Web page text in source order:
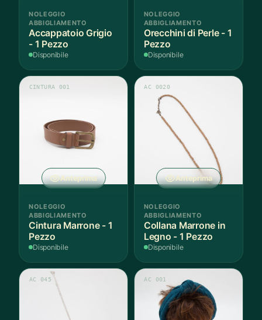
NOLEGGIO
ABBIGLIAMENTO
Accappatoio Grigio
- 1 Pezzo
Disponibile
NOLEGGIO
ABBIGLIAMENTO
Orecchini di Perle - 1
Pezzo
Disponibile
Anteprima
CINTURA 001
NOLEGGIO
ABBIGLIAMENTO
Cintura Marrone - 1
Pezzo
Disponibile
Anteprima
AC 0020
NOLEGGIO
ABBIGLIAMENTO
Collana Marrone in
Legno - 1 Pezzo
Disponibile
AC 045 AC 001